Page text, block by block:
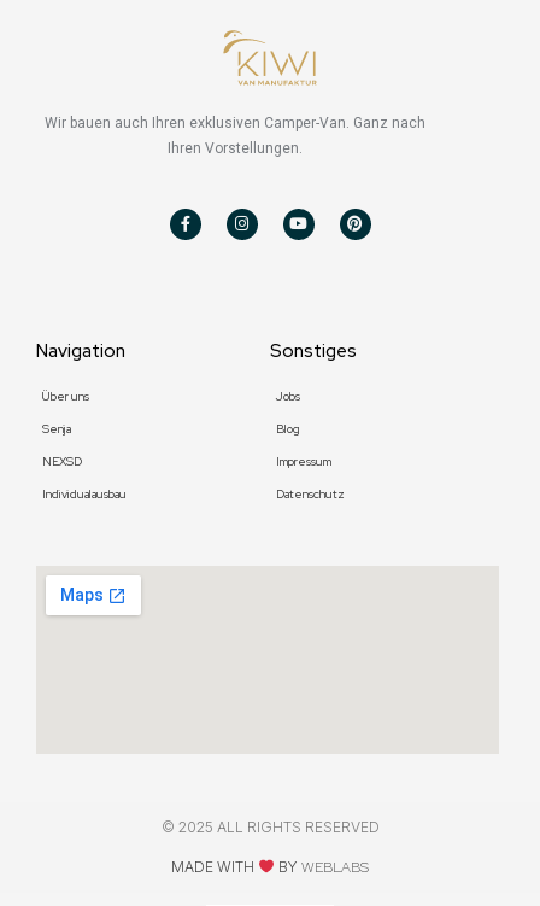
Wir bauen auch Ihren exklusiven Camper-Van. Ganz nach
Ihren Vorstellungen.
c
e
b
s
t
a
u
t
u
n
t
e
Navigation
Über uns
Senja
NEXSD
Individualausbau
Sonstiges
Jobs
Blog
Impressum
Datenschutz
© 2025 ALL RIGHTS RESERVED
MADE WITH BY WEBLABS